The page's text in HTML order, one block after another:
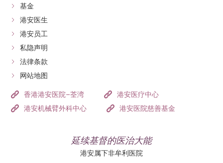
基金
港安医生
港安员工
私隐声明
法律条款
网站地图
香港港安医院–荃湾
港安医疗中心
港安机械臂外科中心
港安医院慈善基金
延续基督的医治大能
港安属下非牟利医院